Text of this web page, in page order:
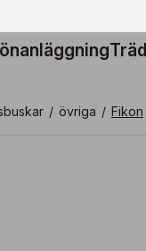
/ övriga / Fikon